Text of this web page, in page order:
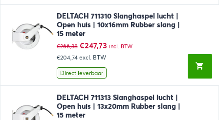
DELTACH 711310 Slanghaspel lucht |
Open huis | 10x16mm Rubber slang |
15 meter
€266,38 Oorspronkelijke
prijs
was:
€266,38.
€247,73Huidige
€247,73.
incl. BTW
€204,74 excl. BTW
Direct leverbaar
DELTACH 711313 Slanghaspel lucht |
Open huis | 13x20mm Rubber slang |
15 meter